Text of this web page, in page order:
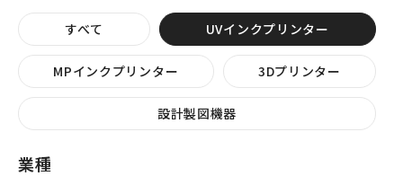
すべて UVインクプリンター
MPインクプリンター 3Dプリンター
設計製図機器
業種